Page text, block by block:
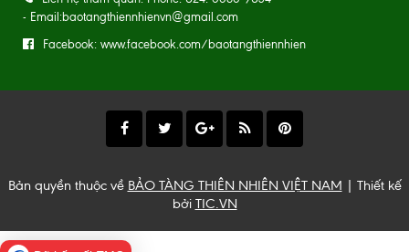
- Email:baotangthiennhienvn@gmail.com
Facebook: www.facebook.com/baotangthiennhien
Bản quyền thuộc về BẢO TÀNG THIÊN NHIÊN VIỆT NAM | Thiết kế
bởi TIC.VN